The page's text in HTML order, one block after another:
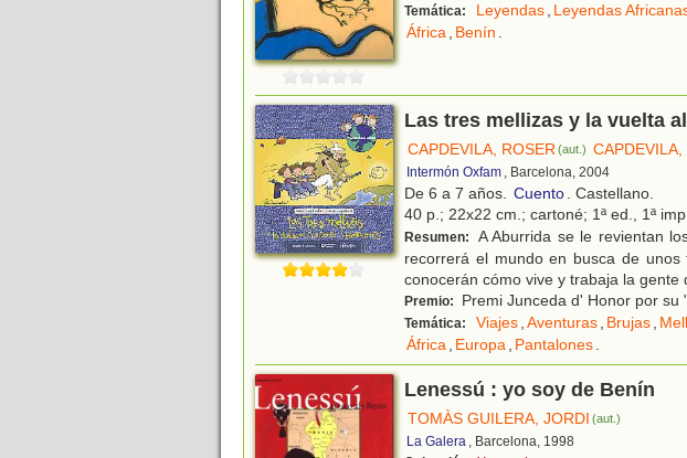
Temática: Leyendas, Leyendas
África, Benín .
Las tres mellizas y la vuelta
CAPDEVILA, ROSER (aut.) CAPDEVILA,
Intermón Oxfam , Barcelona, 2004
De 6 a 7 años. Cuento
. Castellano.
40 p.; 22x22 cm.; cartoné; 1ª ed., 1ª
Resumen:
A Aburrida se le revientan
recorrerá el mundo en busca de
conocerán cómo vive y trabaja la gente
Premio: Premi Junceda d' Honor por
Temática: Viajes Aventuras Brujas
África
Europa Pantalones
Lenessú : yo soy de Benín
TOMÀS GUILERA, JORDI (aut.)
La Galera , Barcelona, 1998